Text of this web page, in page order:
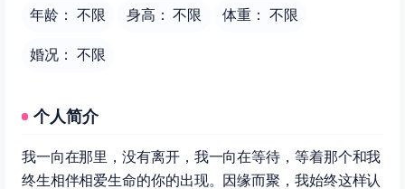
年龄： 不限 身高： 不限 体重： 不限
婚况： 不限
个人简介
我一向在那里，没有离开，我一向在等待，等着那个和我
终生相伴相爱生命的你的出现。因缘而聚，我始终这样认